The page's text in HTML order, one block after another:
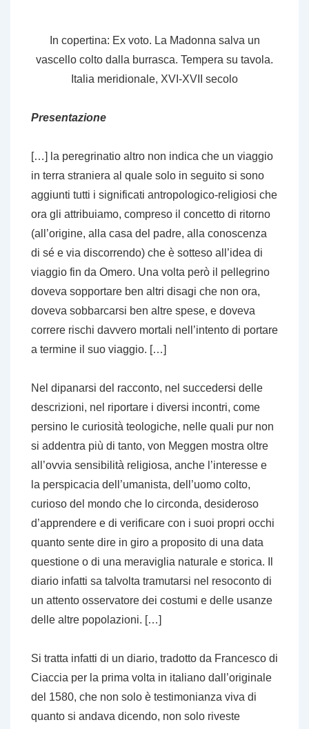
In copertina: Ex voto. La Madonna salva un
vascello colto dalla burrasca. Tempera su tavola.
Italia meridionale, XVI-XVII secolo
Presentazione
[…] la peregrinatio altro non indica che un viaggio
in terra straniera al quale solo in seguito si sono
aggiunti tutti i significati antropologico-religiosi che
ora gli attribuiamo, compreso il concetto di ritorno
(all’origine, alla casa del padre, alla conoscenza
di sé e via discorrendo) che è sotteso all’idea di
viaggio fin da Omero. Una volta però il pellegrino
doveva sopportare ben altri disagi che non ora,
doveva sobbarcarsi ben altre spese, e doveva
correre rischi davvero mortali nell’intento di portare
a termine il suo viaggio. […]
Nel dipanarsi del racconto, nel succedersi delle
descrizioni, nel riportare i diversi incontri, come
persino le curiosità teologiche, nelle quali pur non
si addentra più di tanto, von Meggen mostra oltre
all’ovvia sensibilità religiosa, anche l’interesse e
la perspicacia dell’umanista, dell’uomo colto,
curioso del mondo che lo circonda, desideroso
d’apprendere e di verificare con i suoi propri occhi
quanto sente dire in giro a proposito di una data
questione o di una meraviglia naturale e storica. Il
diario infatti sa talvolta tramutarsi nel resoconto di
un attento osservatore dei costumi e delle usanze
delle altre popolazioni. […]
Si tratta infatti di un diario, tradotto da Francesco di
Ciaccia per la prima volta in italiano dall’originale
del 1580, che non solo è testimonianza viva di
quanto si andava dicendo, non solo riveste